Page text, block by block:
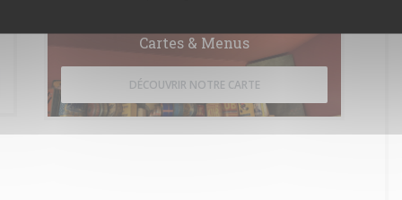
Cartes & Menus
DÉCOUVRIR NOTRE CARTE